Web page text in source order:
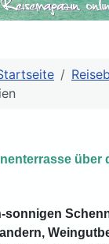
über
sonnigen